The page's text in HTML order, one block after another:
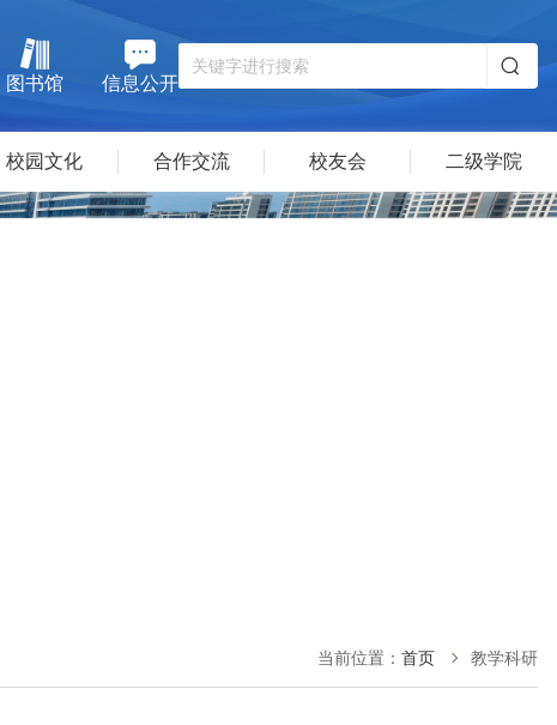
图书馆 信息公开
校园文化 合作交流 校友会 二级学院
当前位置： 首页 教学科研